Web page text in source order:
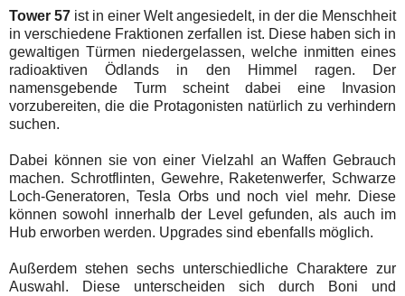
Tower 57 ist in einer Welt angesiedelt, in der die Menschheit
in verschiedene Fraktionen zerfallen ist. Diese haben sich in
gewaltigen Türmen niedergelassen, welche inmitten eines
radioaktiven Ödlands in den Himmel ragen. Der
namensgebende Turm scheint dabei eine Invasion
vorzubereiten, die die Protagonisten natürlich zu verhindern
suchen.
Dabei können sie von einer Vielzahl an Waffen Gebrauch
machen. Schrotflinten, Gewehre, Raketenwerfer, Schwarze
Loch-Generatoren, Tesla Orbs und noch viel mehr. Diese
können sowohl innerhalb der Level gefunden, als auch im
Hub erworben werden. Upgrades sind ebenfalls möglich.
Außerdem stehen sechs unterschiedliche Charaktere zur
Auswahl. Diese unterscheiden sich durch Boni und